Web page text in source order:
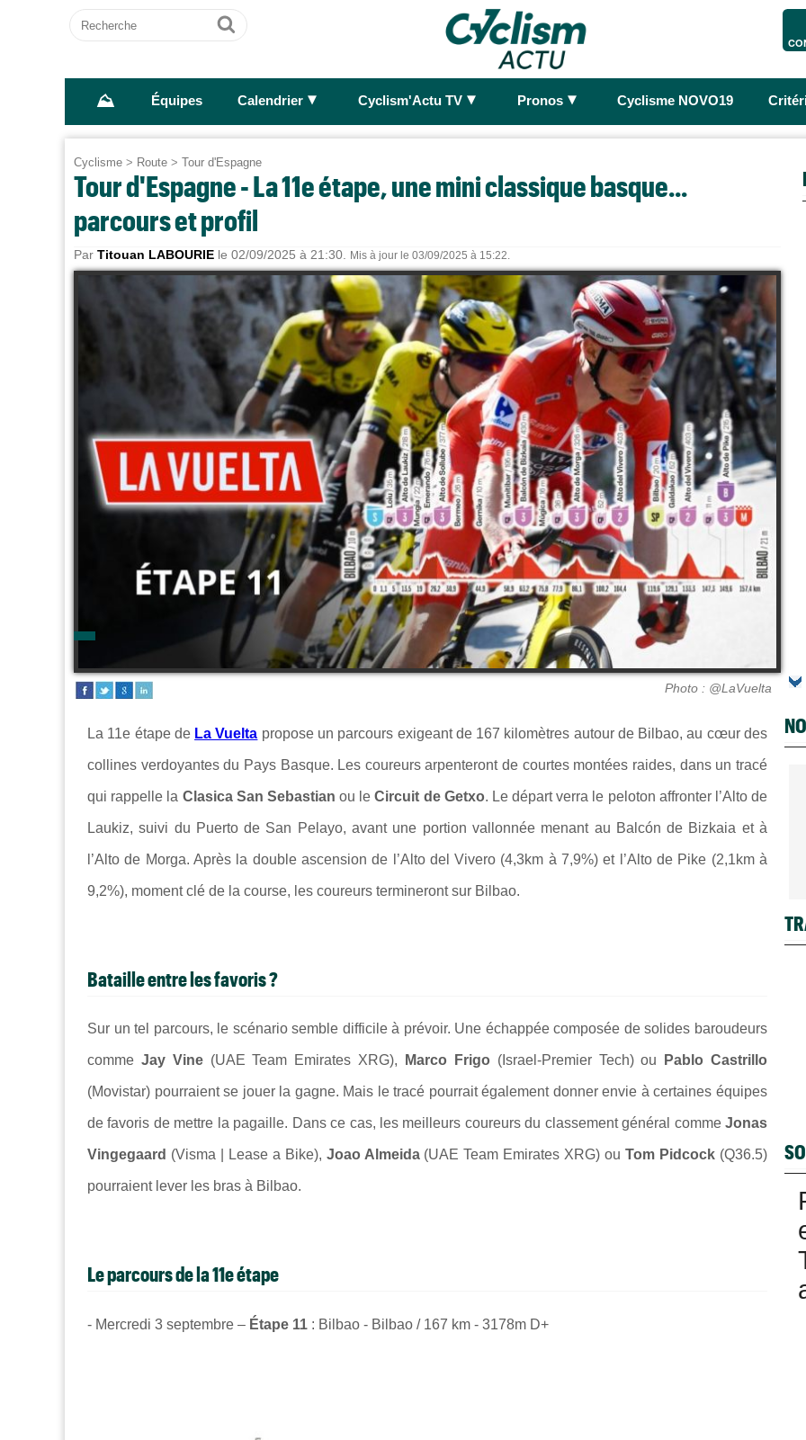
Recherche
Ok
⛰ Équipes Calendrier ► Cyclism'Actu TV ► Pronos ► Cyclisme NOVO19
Cyclisme > Route > Tour d'Espagne
Tour d'Espagne - La 11e étape, une mini classique basque...
parcours et profil
Par Titouan LABOURIE le 02/09/2025 à 21:30. Mis à jour le 03/09/2025 à 15:22.
Photo : @LaVuelta
La 11e étape de La Vuelta propose un parcours exigeant de 167 kilomètres autour de Bilbao, au cœur des
collines verdoyantes du Pays Basque. Les coureurs arpenteront de courtes montées raides, dans un tracé
qui rappelle la Clasica San Sebastian ou leCircuit de Getxo. Le départ verra le peloton affronter l’Alto de
Laukiz, suivi du Puerto de San Pelayo, avant une portion vallonnée menant au Balcón de Bizkaia et à
l’Alto de Morga. Après la double ascension de l’Alto del Vivero (4,3km à 7,9%) et l’Alto de Pike (2,1km à
9,2%), moment clé de la course, les coureurs termineront sur Bilbao.
Bataille entre les favoris ?
Sur un tel parcours, le scénario semble difficile à prévoir. Une échappée composée de solides baroudeurs
comme Jay Vine(UAE Team Emirates XRG), Marco Frigo (Israel-Premier Tech) ou Pablo Castrillo
(Movistar) pourraient se jouer la gagne. Mais le tracé pourrait également donner envie à certaines équipes
de favoris de mettre la pagaille. Dans ce cas, les meilleurs coureurs du classement général commeJonas
Vingegaard (Visma | Lease a Bike), Joao Almeida (UAE Team Emirates XRG) ou Tom Pidcock (Q36.5)
pourraient lever les bras à Bilbao.
Le parcours de la 11e étape
- Mercredi 3 septembre – Étape 11 : Bilbao - Bilbao / 167 km - 3178m D+